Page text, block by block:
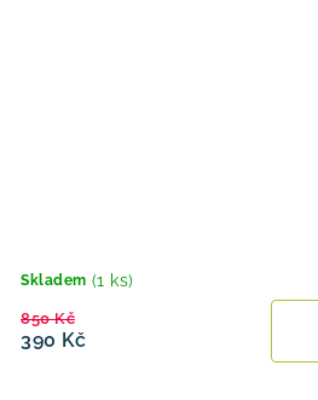
Skladem (1 ks)
390 Kč
850 Kč